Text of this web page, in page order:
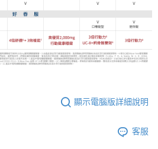
顯示電腦版詳細說明
客服